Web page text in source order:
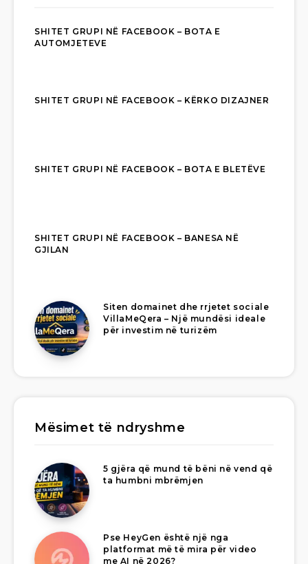
SHITET GRUPI NË FACEBOOK – BOTA E
AUTOMJETEVE
SHITET GRUPI NË FACEBOOK – KËRKO DIZAJNER
SHITET GRUPI NË FACEBOOK – BOTA E BLETËVE
SHITET GRUPI NË FACEBOOK – BANESA NË
GJILAN
Siten domainet dhe rrjetet sociale
VillaMeQera – Një mundësi ideale
për investim në turizëm
Mësimet të ndryshme
5 gjëra që mund të bëni në vend që
ta humbni mbrëmjen
Pse HeyGen është një nga
platformat më të mira për video
me AI në 2026?